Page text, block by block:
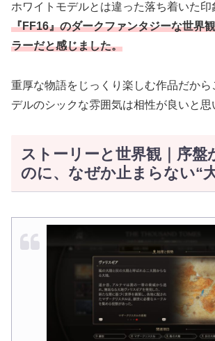
ホワイトモデルとは違った落ち着いた印
『FF16』のダークファンタジーな世界
ラーだと感じました。
重厚な物語をじっくり楽しむ作品だから
デルのシックな雰囲気は相性が良いと思
ストーリーと世界観｜序盤
のに、なぜか止まらない“